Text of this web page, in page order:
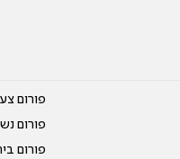
פורום
פורום
פורום